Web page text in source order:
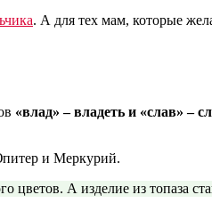
. А для тех мам, которые
«влад» – владеть и «слав» –
и Меркурий.
цветов. А изделие из топаза